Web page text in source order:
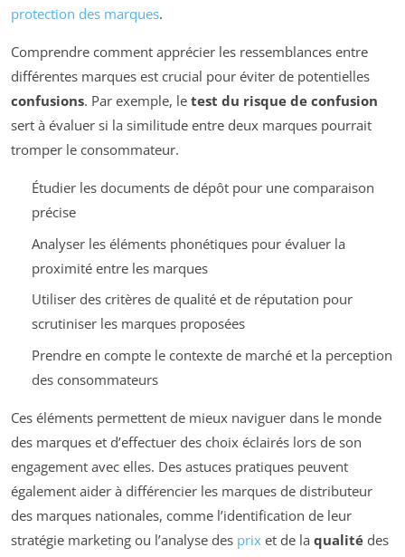
protection des marques.
Comprendre comment apprécier les ressemblances entre
différentes marques est crucial pour éviter de potentielles
confusions. Par exemple, le test du risque de confusion
sert à évaluer si la similitude entre deux marques pourrait
tromper le consommateur.
Étudier les documents de dépôt pour une comparaison
précise
Analyser les éléments phonétiques pour évaluer la
proximité entre les marques
Utiliser des critères de qualité et de réputation pour
scrutiniser les marques proposées
Prendre en compte le contexte de marché et la perception
des consommateurs
Ces éléments permettent de mieux naviguer dans le monde
des marques et d’effectuer des choix éclairés lors de son
engagement avec elles. Des astuces pratiques peuvent
également aider à différencier les marques de distributeur
des marques nationales, comme l’identification de leur
stratégie marketing ou l’analyse des prix et de la qualité des